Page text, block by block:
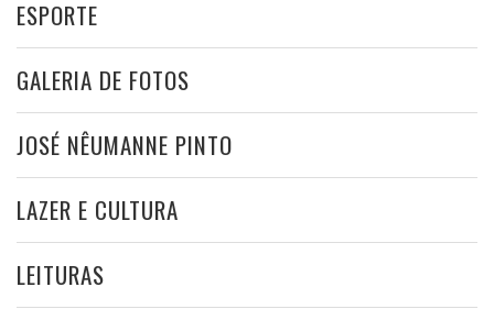
ESPORTE
GALERIA DE FOTOS
JOSÉ NÊUMANNE PINTO
LAZER E CULTURA
LEITURAS